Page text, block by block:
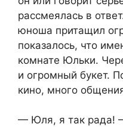
рассмеялась в
юноша притащил
показалось, что
комнате Юльки.
и огромный букет.
кино, много
— Юля, я так рада!